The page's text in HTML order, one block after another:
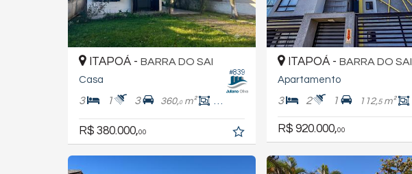
#839
ITAPOÁ - BARRA DO SAI
Casa
3 1 3 360,0m² 70,
R$ 380.000,00
ITAPOÁ - BARRA DO SAI
Apartamento
3 2 1 112,5m²
R$ 920.000,00